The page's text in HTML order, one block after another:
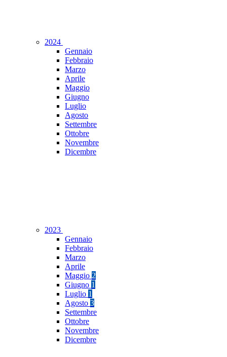
2024
Gennaio
Febbraio
Marzo
Aprile
Maggio
Giugno
Luglio
Agosto
Settembre
Ottobre
Novembre
Dicembre
2023
Gennaio
Febbraio
Marzo
Aprile
Maggio 2
Giugno 1
Luglio 1
Agosto 3
Settembre
Ottobre
Novembre
Dicembre